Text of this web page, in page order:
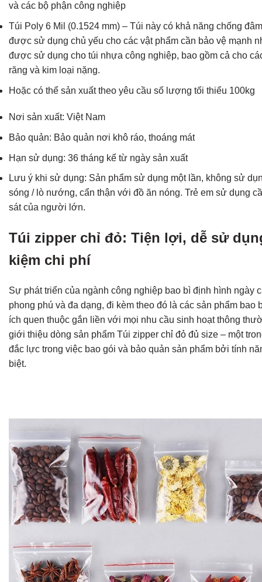
và các bộ phận công nghiệp
Túi Poly 6 Mil (0.1524 mm) – Túi này có khả năng chống
được sử dụng chủ yếu cho các vật phẩm cần bảo vệ mạnh
được sử dụng cho túi nhựa công nghiệp, bao gồm cả cho
răng và kim loại nặng.
Hoặc có thể sản xuất theo yêu cầu số lượng tối thiểu 100kg
Nơi sản xuất: Việt Nam
Bảo quản: Bảo quản nơi khô ráo, thoáng mát
Hạn sử dụng: 36 tháng kể từ ngày sản xuất
Lưu ý khi sử dụng: Sản phẩm sử dụng một lần, không sử
sóng / lò nướng, cẩn thận với đồ ăn nóng. Trẻ em sử dụng
sát của người lớn.
Túi zipper chỉ đỏ: Tiện lợi, dễ sử
kiệm chi phí
Sự phát triển của ngành công nghiệp bao bì định hình ngày
phong phú và đa dạng, đi kèm theo đó là các sản phẩm bao
ích quen thuộc gắn liền với mọi nhu cầu sinh hoạt thông
giới thiệu dòng sản phẩm Túi zipper chỉ đỏ đủ size – một
đắc lực trong việc bao gói và bảo quản sản phẩm bởi tính
biệt.